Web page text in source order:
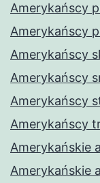
Amerykańscy
Amerykańscy
Amerykańscy
Amerykańscy
Amerykańscy
Amerykańscy
Amerykańskie
Amerykańskie